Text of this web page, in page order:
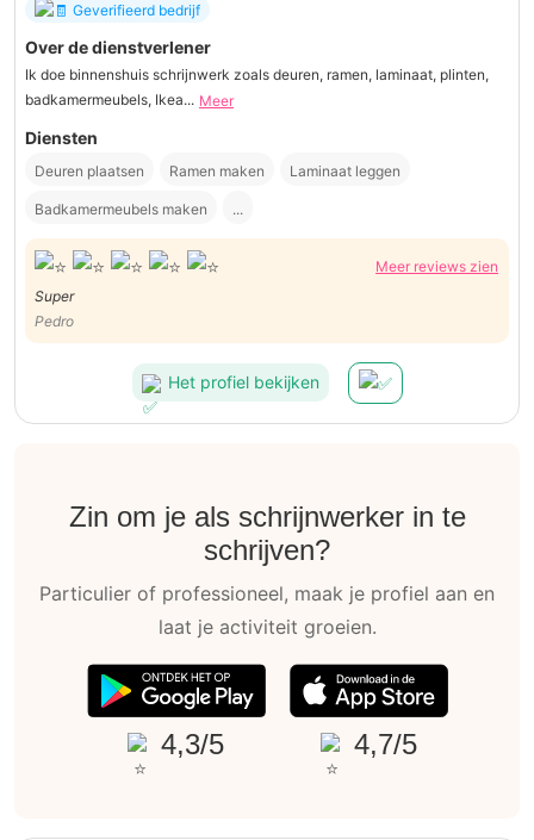
Geverifieerd bedrijf
Over de dienstverlener
Ik doe binnenshuis schrijnwerk zoals deuren, ramen, laminaat, plinten,
badkamermeubels, Ikea... Meer
Diensten
Deuren plaatsen Ramen maken Laminaat leggen
Badkamermeubels maken ...
Meer reviews zien
Super
Pedro
Het profiel bekijken
Zin om je als schrijnwerker in te
schrijven?
Particulier of professioneel, maak je profiel aan en
laat je activiteit groeien.
4,3/5 4,7/5